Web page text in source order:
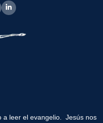
a leer el evangelio. Jesús nos